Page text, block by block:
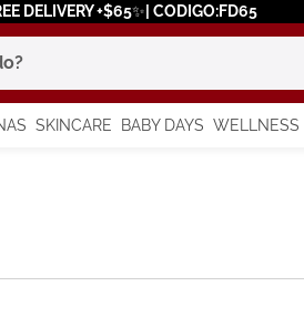
DELIVERY +$65✨| CODIGO:FD65
SKINCARE BABY DAYS WELLNESS